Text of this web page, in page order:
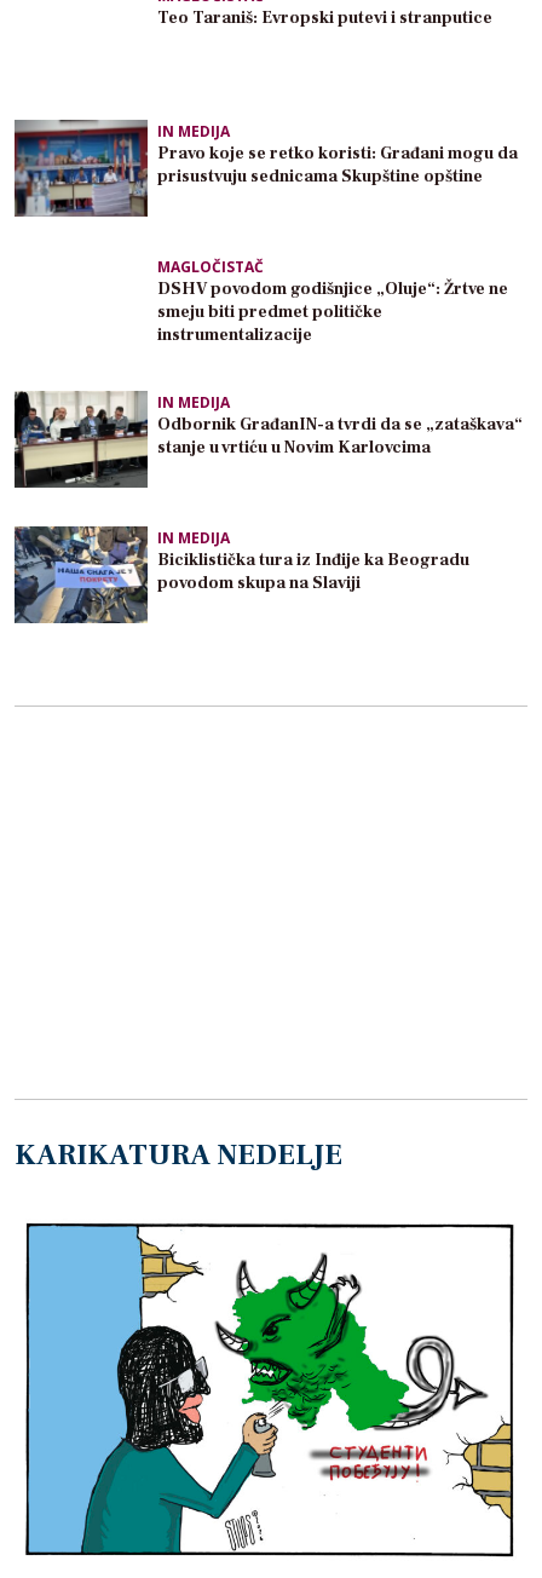
Teo Taraniš: Evropski putevi i stranputice
IN MEDIJA
Pravo koje se retko koristi: Građani mogu da
prisustvuju sednicama Skupštine opštine
MAGLOČISTAČ
DSHV povodom godišnjice „Oluje“: Žrtve ne
smeju biti predmet političke
instrumentalizacije
IN MEDIJA
Odbornik GrađanIN-a tvrdi da se „zataškava“
stanje u vrtiću u Novim Karlovcima
IN MEDIJA
Biciklistička tura iz Inđije ka Beogradu
povodom skupa na Slaviji
KARIKATURA NEDELJE